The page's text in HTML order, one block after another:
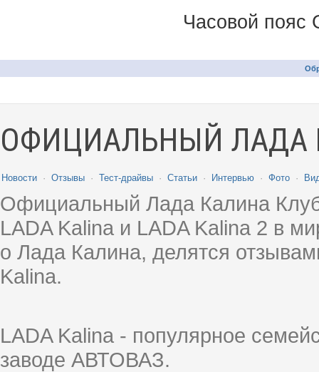
Часовой пояс
ОФИЦИАЛЬНЫЙ ЛАДА
Новости · Отзывы · Тест-драйвы · Статьи · Интервью · Фото ·
Официальный Лада Калина
LADA Kalina и LADA Kalina 2 в
о Лада Калина, делятся
Kalina.
LADA Kalina - популярное
заводе АВТОВАЗ.